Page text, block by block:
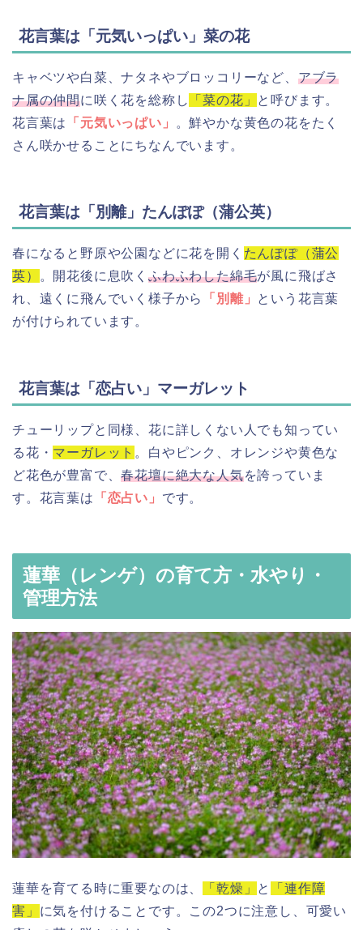
花言葉は「元気いっぱい」菜の花
キャベツや白菜、ナタネやブロッコリーなど、 アブラ
ナ属の仲間に咲く花を総称し 「菜の花」 と呼びます。
花言葉は
「元気いっぱい」
。鮮やかな黄色の花をたく
さん咲かせることにちなんでいます。
花言葉は「別離」たんぽぽ（蒲公英）
春になると野原や公園などに花を開く たんぽぽ（蒲公
英）
。開花後に息吹くふわふわした綿毛が風に飛ばさ
れ、遠くに飛んでいく様子から
「別離」 という花言葉
が付けられています。
花言葉は「恋占い」マーガレット
チューリップと同様、花に詳しくない人でも知ってい
る花・ マーガレット 。白やピンク、オレンジや黄色な
ど花色が豊富で、春花壇に絶大な人気を誇っていま
す。花言葉は
「恋占い」 です。
蓮華（レンゲ）の育て方・水やり・
管理方法
蓮華を育てる時に重要なのは、 「乾燥」 と
「連作障
害」 に気を付けることです。この2つに注意し、可愛い